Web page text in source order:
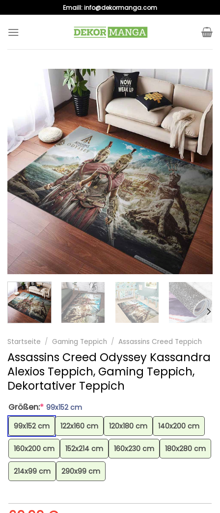
to
content
Emaill:info@dekormanga.com
Startseite / Gaming Teppich / Assassins Creed Teppich
Assassins Creed Odyssey Kassandra
Alexios Teppich, Gaming Teppich,
Dekortativer Teppich
Größen:* 99x152 cm
99x152 cm
122x160 cm 120x180 cm 140x200 cm
160x200 cm 152x214 cm 160x230 cm 180x280 cm
214x99 cm 290x99 cm